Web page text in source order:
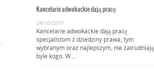
Kancelarie adwokackie dają pracę
24/10/2017
Kancelarie adwokackie dają pracę
specjalistom z dziedziny prawa, tym
wybranym oraz najlepszym, nie zatrudniają
byle kogo. W …